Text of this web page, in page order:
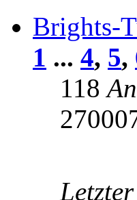
Brights-
1 ... 4, 5,
118